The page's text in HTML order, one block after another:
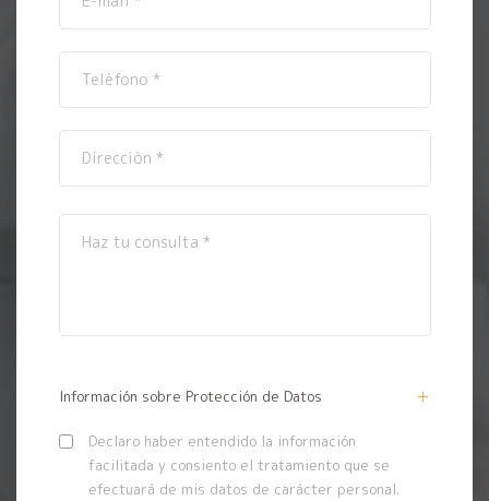
Información sobre Protección de Datos
Declaro haber entendido la información
facilitada y consiento el tratamiento que se
efectuará de mis datos de carácter personal.